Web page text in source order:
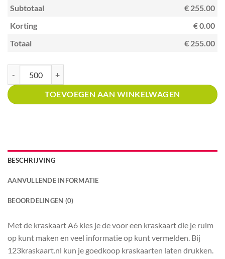
Subtotaal
€ 255.00
Korting
€ 0.00
Totaal
€ 255.00
TOEVOEGEN AAN WINKELWAGEN
BESCHRIJVING
AANVULLENDE INFORMATIE
BEOORDELINGEN (0)
Met de kraskaart A6 kies je de voor een kraskaart die je ruim
op kunt maken en veel informatie op kunt vermelden. Bij
123kraskaart.nl kun je goedkoop kraskaarten laten drukken.